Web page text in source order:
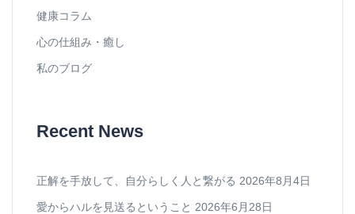
健康コラム
心の仕組み・癒し
私のブログ
Recent News
正解を手放して、自分らしく人と繋がる 2026年8月4日
愛からハルを見送るということ 2026年6月28日